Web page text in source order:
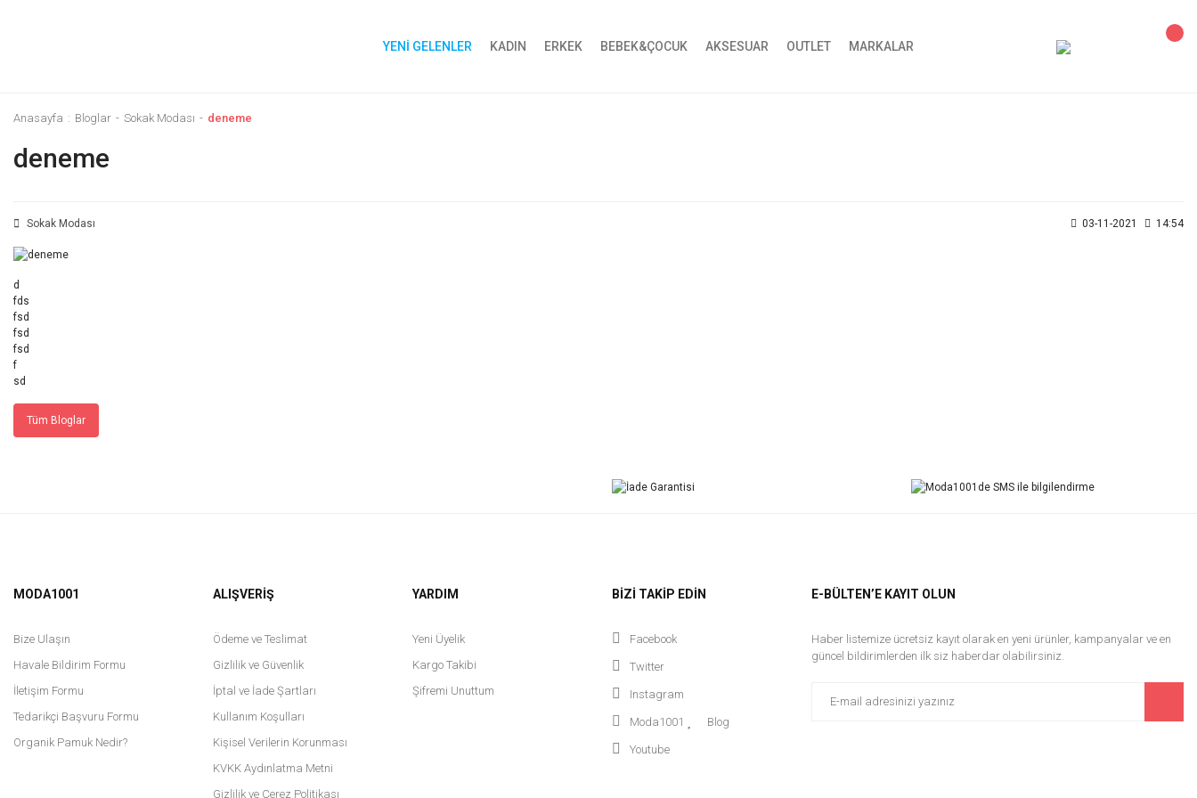
YENİ GELENLER KADIN ERKEK BEBEK&ÇOCUK AKSESUAR OUTLET MARKALAR
Anasayfa Bloglar Sokak Modası deneme
deneme
Sokak Modası 03-11-2021 14:54
d
fds
fsd
fsd
fsd
f
sd
Tüm Bloglar
MODA1001
Bize Ulaşın
Havale Bildirim Formu
İletişim Formu
Tedarikçi Başvuru Formu
Organik Pamuk Nedir?
ALIŞVERİŞ
Ödeme ve Teslimat
Gizlilik ve Güvenlik
İptal ve İade Şartları
Kullanım Koşulları
Kişisel Verilerin Korunması
KVKK Aydınlatma Metni
Gizlilik ve Çerez Politikası
YARDIM
Yeni Üyelik
Kargo Takibi
Şifremi Unuttum
BİZİ TAKİP EDİN
Facebook
Twitter
Instagram
Moda1001 Blog
Youtube
E-BÜLTEN’E KAYIT OLUN
Haber listemize ücretsiz kayıt olarak en yeni ürünler, kampanyalar ve en
güncel bildirimlerden ilk siz haberdar olabilirsiniz.